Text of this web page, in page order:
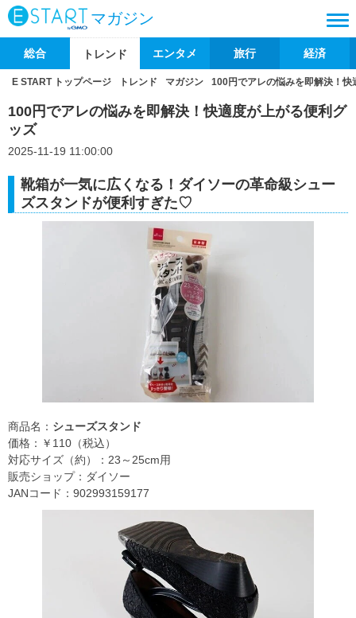
マガジン
総合 トレンド エンタメ 旅行 経済
E START トップページ トレンド マガジン 100円でアレの悩みを即解決！快
100円でアレの悩みを即解決！快適度が上がる便利グ
ッズ
2025-11-19 11:00:00
靴箱が一気に広くなる！ダイソーの革命級シュー
ズスタンドが便利すぎた♡
商品名： シューズスタンド
価格：￥110（税込）
対応サイズ（約）：23～25cm用
販売ショップ：ダイソー
JANコード：902993159177